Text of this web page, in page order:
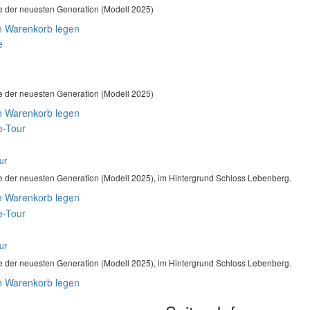
der neuesten Generation (Modell 2025)
Warenkorb legen
der neuesten Generation (Modell 2025)
Warenkorb legen
der neuesten Generation (Modell 2025), im Hintergrund Schloss Lebenberg.
Warenkorb legen
der neuesten Generation (Modell 2025), im Hintergrund Schloss Lebenberg.
Warenkorb legen